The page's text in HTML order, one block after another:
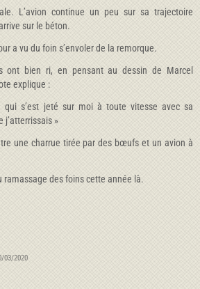
L’avion continue un peu sur sa trajectoire
sur le béton.
a vu du foin s’envoler de la remorque.
ont bien ri, en pensant au dessin de Marcel
explique :
qui s’est jeté sur moi à toute vitesse avec sa
j’atterrissais »
une charrue tirée par des bœufs et un avion à
ramassage des foins cette année là.
03/2020